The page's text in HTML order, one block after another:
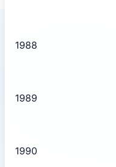
1988
1989
1990